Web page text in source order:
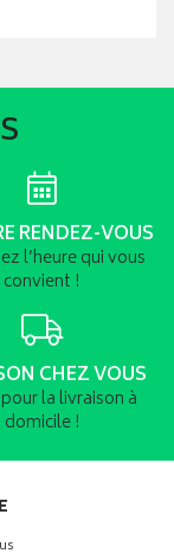
RENDEZ-VOUS
l’heure qui vous
convient !
CHEZ VOUS
la livraison à
domicile !